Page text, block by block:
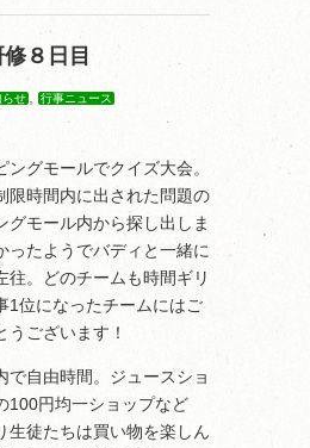
８日目
らせ , 行事ニュース
グモールでクイズ大会。
限時間内に出された問題の
グモール内から探し出しま
ったようでバディと一緒に
往。どのチームも時間ギリ
1位になったチームにはご
うございます！
で自由時間。ジュースショ
100円均一ショップなど
生徒たちは買い物を楽しん